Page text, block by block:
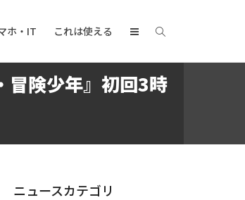
ホ・IT これは使える
冒険少年』初回3時
ニュースカテゴリ